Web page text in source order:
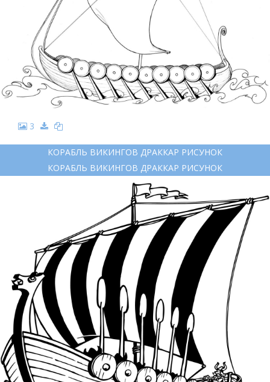
3
КОРАБЛЬ ВИКИНГОВ ДРАККАР РИСУНОК
КОРАБЛЬ ВИКИНГОВ ДРАККАР РИСУНОК